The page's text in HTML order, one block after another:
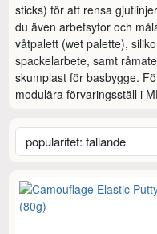
sticks) för att rensa
du även arbetsytor och
våtpalett (wet palette),
spackelarbete, samt
skumplast för basbygge.
modulära förvaringsställ i